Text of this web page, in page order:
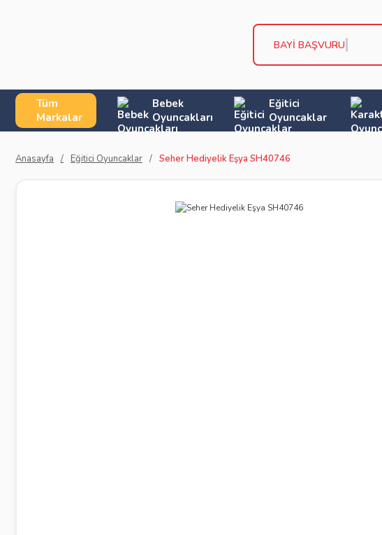
BAYİ BAŞVURU KOŞ
Tüm
Markalar
Bebek
Oyuncakları
Eğitici
Oyuncaklar
Anasayfa Eğitici Oyuncaklar Seher Hediyelik Eşya SH40746